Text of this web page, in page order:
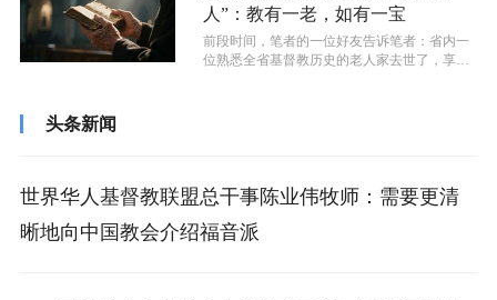
人”：教有一老，如有一宝
前段时间，笔者的一位好友告诉笔者：省内一
位熟悉全省基督教历史的老人家去世了，享年9
头条新闻
世界华人基督教联盟总干事陈业伟牧师：需要更清
晰地向中国教会介绍福音派